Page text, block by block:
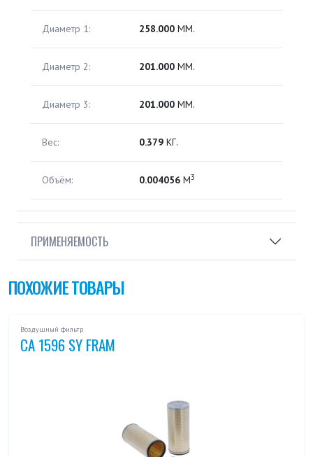
Диаметр 1: 258.000 ММ.
Диаметр 2: 201.000 ММ.
Диаметр 3: 201.000 ММ.
Вес: 0.379 КГ.
Объём: 0.004056 М3
ПРИМЕНЯЕМОСТЬ
ПОХОЖИЕ ТОВАРЫ
Воздушный фильтр
CA 1596 SY FRAM